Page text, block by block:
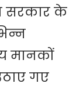
सरकार के
मानकों
गए